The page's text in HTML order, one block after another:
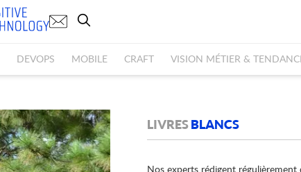
DEVOPS MOBILE CRAFT VISION MÉTIER &
LIVRESBLANCS
Nos experts rédigent régulièrement